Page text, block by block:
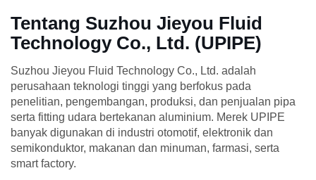
Tentang Suzhou Jieyou Fluid
Technology Co., Ltd. (UPIPE)
Suzhou Jieyou Fluid Technology Co., Ltd. adalah
perusahaan teknologi tinggi yang berfokus pada
penelitian, pengembangan, produksi, dan penjualan pipa
serta fitting udara bertekanan aluminium. Merek UPIPE
banyak digunakan di industri otomotif, elektronik dan
semikonduktor, makanan dan minuman, farmasi, serta
smart factory.